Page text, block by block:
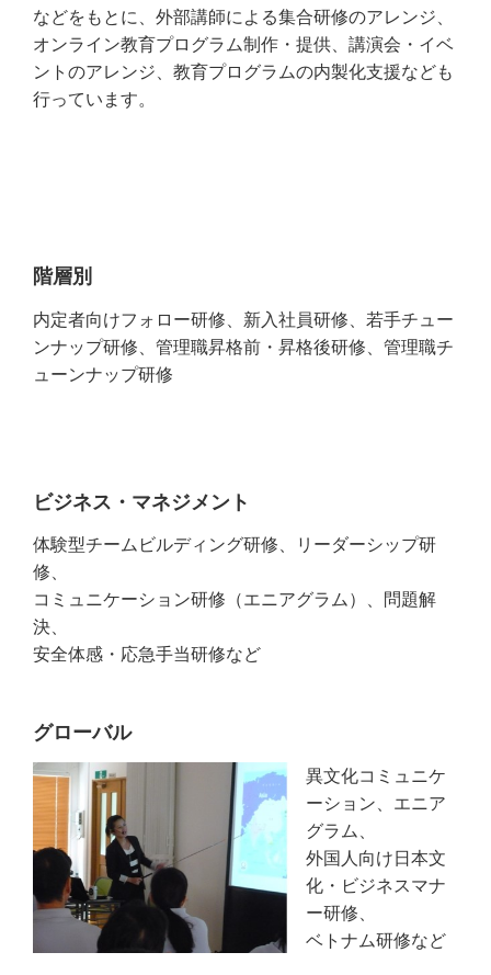
などをもとに、外部講師による集合研修のアレンジ、
オンライン教育プログラム制作・提供、講演会・イベ
ントのアレンジ、教育プログラムの内製化支援なども
行っています。
階層別
内定者向けフォロー研修、新入社員研修、若手チュー
ンナップ研修、管理職昇格前・昇格後研修、管理職チ
ューンナップ研修
ビジネス・マネジメント
体験型チームビルディング研修、リーダーシップ研
修、
コミュニケーション研修（エニアグラム）、問題解
決、
安全体感・応急手当研修など
グローバル
異文化コミュニケ
ーション、エニア
グラム、
外国人向け日本文
化・ビジネスマナ
ー研修、
ベトナム研修など